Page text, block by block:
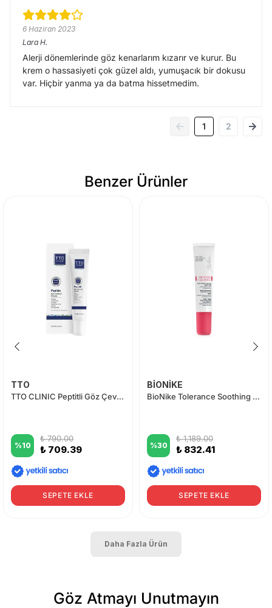
6 Haziran 2023
Lara H.
Alerji dönemlerinde göz kenarlarım kızarır ve kurur. Bu
krem o hassasiyeti çok güzel aldı, yumuşacık bir dokusu
var. Hiçbir yanma ya da batma hissetmedim.
1 2
Benzer Ürünler
TTO
TTO CLINIC Peptitli Göz Çevresi Kremi 20 ml
%10
₺ 790.00
₺ 709.39
SEPETE EKLE
BİONİKE
BioNike Tolerance Soothing Eye Cream 15 ml
%30
₺ 1,189.00
₺ 832.41
SEPETE EKLE
Daha Fazla Ürün
Göz Atmayı Unutmayın